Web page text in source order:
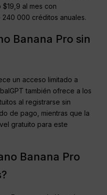
al mes con
000 créditos anuales.
Banana Pro sin
un acceso limitado a
también ofrece a los
al registrarse sin
de pago, mientras que la
gratuito para este
Banana Pro